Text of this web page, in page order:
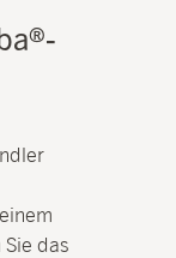
das